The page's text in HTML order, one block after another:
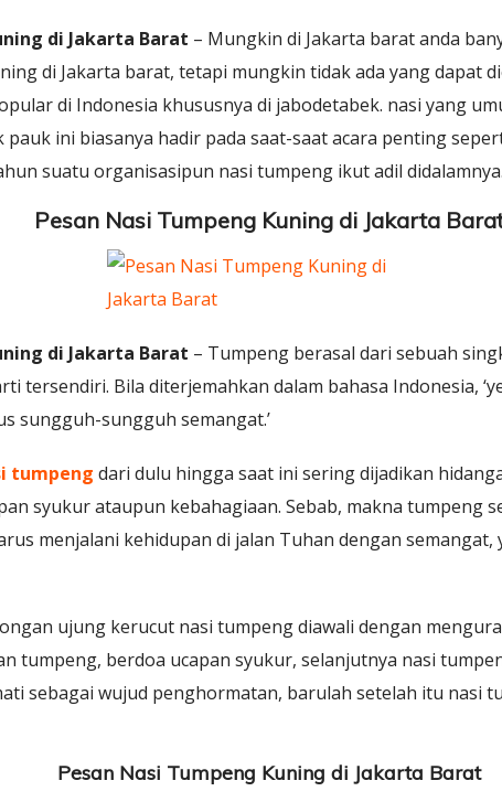
di Jakarta Barat – Mungkin di Jakarta barat anda
di Jakarta barat, tetapi mungkin tidak ada yang dapat
di Indonesia khususnya di jabodetabek. nasi yang
pauk ini biasanya hadir pada saat-saat acara penting
suatu organisasipun nasi tumpeng ikut adil didalamnya.
Pesan Nasi Tumpeng Kuning di Jakarta
di Jakarta Barat – Tumpeng berasal dari sebuah
tersendiri. Bila diterjemahkan dalam bahasa Indonesia,
sungguh-sungguh semangat.’
tumpeng dari dulu hingga saat ini sering dijadikan
syukur ataupun kebahagiaan. Sebab, makna tumpeng
menjalani kehidupan di jalan Tuhan dengan semangat,
ujung kerucut nasi tumpeng diawali dengan
tumpeng, berdoa ucapan syukur, selanjutnya nasi
sebagai wujud penghormatan, barulah setelah itu nasi
Pesan Nasi Tumpeng Kuning di Jakarta Barat